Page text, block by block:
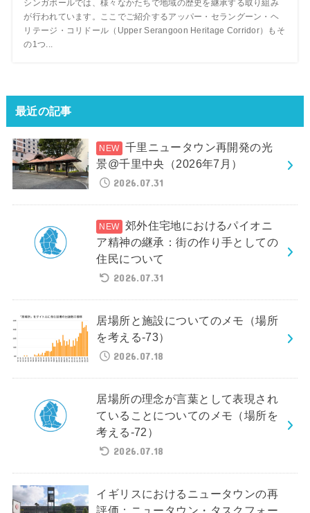
シンガポールでは、様々なかたちで地域の歴史を継承する取り組み
が行われています。ここでご紹介するアッパー・セラングーン・ヘ
リテージ・コリドール（Upper Serangoon Heritage Corridor）もそ
の1つ...
最近の記事
千里ニュータウン再開発の光
景@千里中央（2026年7月）
2026.07.31
郊外住宅地におけるパイオニ
ア精神の継承：街の作り手としての
住民について
2026.07.31
居場所と施設についてのメモ（場所
を考える-73）
2026.07.18
居場所の理念が言葉として表現され
ていることについてのメモ（場所を
考える-72）
2026.07.18
イギリスにおけるニュータウンの再
評価：ニュータウン・タスクフォー